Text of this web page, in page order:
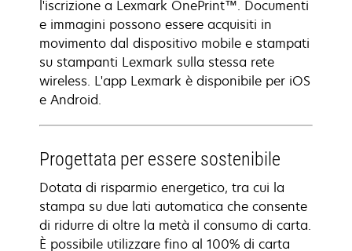
l'iscrizione a Lexmark OnePrint™. Documenti
e immagini possono essere acquisiti in
movimento dal dispositivo mobile e stampati
su stampanti Lexmark sulla stessa rete
wireless. L'app Lexmark è disponibile per iOS
e Android.
Progettata per essere sostenibile
Dotata di risparmio energetico, tra cui la
stampa su due lati automatica che consente
di ridurre di oltre la metà il consumo di carta.
È possibile utilizzare fino al 100% di carta